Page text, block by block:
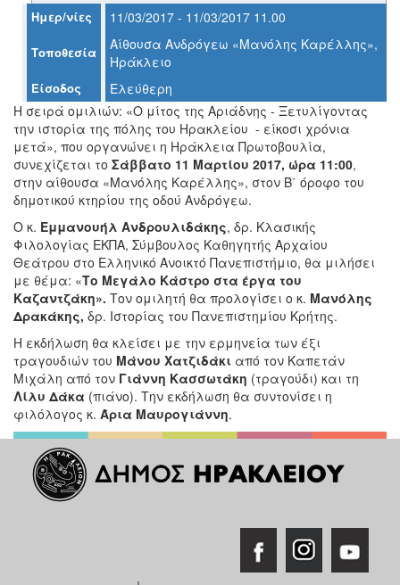
ΤΟΠΟΣ
ΜΑΣ
ΔΗΜΟΣ
ΠΟΛΙΤΙΣΜΟΣ
ΑΝΘΕΚΤΙΚΗ
ΠΟΛΗ
Ημερ/νίες 11/03/2017 - 11/03/2017 11.00
Τοποθεσία
Αίθουσα Ανδρόγεω «Μανόλης Καρέλλης»,
Ηράκλειο
Είσοδος
Ελεύθερη
Η σειρά ομιλιών: «Ο μίτος της Αριάδνης - Ξετυλίγοντας
την ιστορία της πόλης του Ηρακλείου - είκοσι χρόνια
μετά», που οργανώνει η Ηράκλεια Πρωτοβουλία,
συνεχίζεται το Σάββατο 11 Μαρτίου 2017, ώρα 11:00,
στην αίθουσα «Μανόλης Καρέλλης», στον Β΄ όροφο του
δημοτικού κτηρίου της οδού Ανδρόγεω.
Ο κ. Εμμανουήλ Ανδρουλιδάκης, δρ. Κλασικής
Φιλολογίας ΕΚΠΑ, Σύμβουλος Καθηγητής Αρχαίου
Θεάτρου στο Ελληνικό Ανοικτό Πανεπιστήμιο, θα μιλήσει
με θέμα: «Το Μεγάλο Κάστρο στα έργα του
Καζαντζάκη». Τον ομιλητή θα προλογίσει ο κ. Μανόλης
Δρακάκης, δρ. Ιστορίας του Πανεπιστημίου Κρήτης.
Η εκδήλωση θα κλείσει με την ερμηνεία των έξι
τραγουδιών του Μάνου Χατζιδάκι από τον Καπετάν
Μιχάλη από τον Γιάννη Κασσωτάκη (τραγούδι) και τη
Λίλυ Δάκα (πιάνο). Την εκδήλωση θα συντονίσει η
φιλόλογος κ. Άρια Μαυρογιάννη.